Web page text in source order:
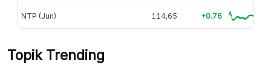
NTP (Jun) 114,65 +0.76
Topik Trending